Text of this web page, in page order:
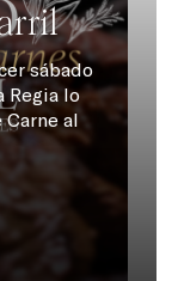
sábado
Regia lo
al